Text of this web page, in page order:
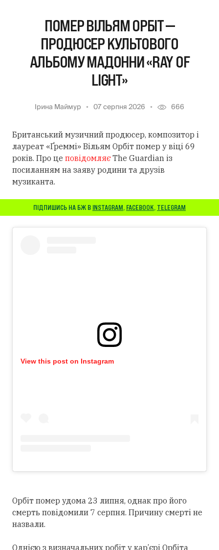
ПОМЕР ВІЛЬЯМ ОРБІТ —
ПРОДЮСЕР КУЛЬТОВОГО
АЛЬБОМУ МАДОННИ «RAY OF
LIGHT»
Ірина Маймур 07 серпня 2026 666
Британський музичний продюсер, композитор і
лауреат «Ґреммі» Вільям Орбіт помер у віці 69
років. Про це повідомляєThe Guardian із
посиланням на заяву родини та друзів
музиканта.
ПІДПИШИСЬ НА БЖ В INSTAGRAM, FACEBOOK, TELEGRAM
View this post on Instagram
Орбіт помер удома 23 липня, однак про його
смерть повідомили 7 серпня. Причину смерті не
назвали.
Однією з визначальних робіт у кар’єрі Орбіта